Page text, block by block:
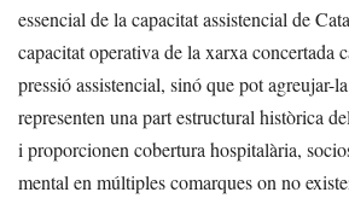
essencial de la capacitat assistencial de
capacitat operativa de la xarxa concertada
pressió assistencial, sinó que pot agreujar-
representen una part estructural històrica
i proporcionen cobertura hospitalària,
mental en múltiples comarques on no